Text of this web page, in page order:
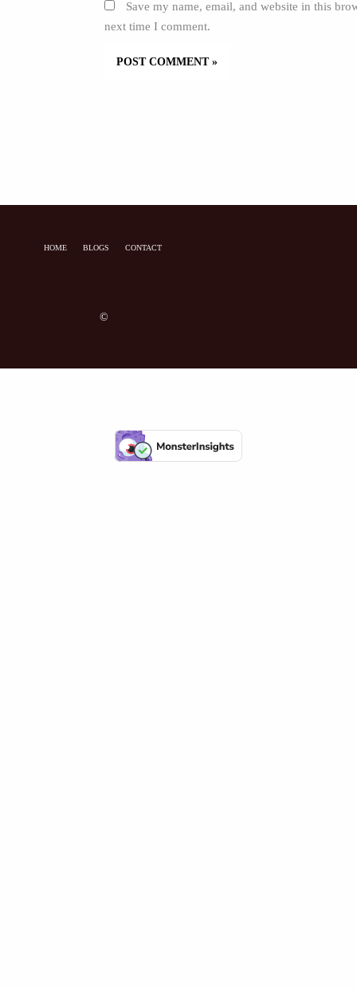
Save my name, email, and website in this
next time I comment.
HOME BLOGS CONTACT
©